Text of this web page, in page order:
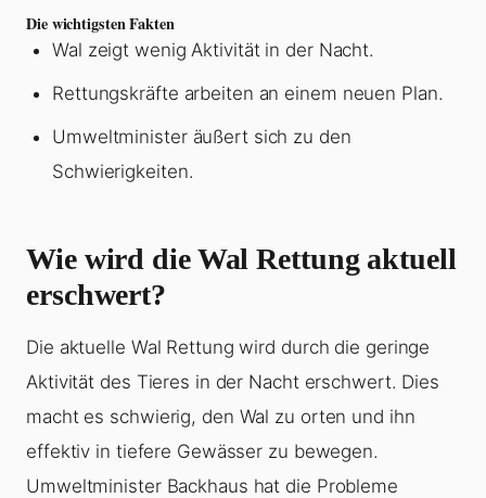
Die wichtigsten Fakten
Wal zeigt wenig Aktivität in der Nacht.
Rettungskräfte arbeiten an einem neuen Plan.
Umweltminister äußert sich zu den
Schwierigkeiten.
Wie wird die Wal Rettung aktuell
erschwert?
Die aktuelle Wal Rettung wird durch die geringe
Aktivität des Tieres in der Nacht erschwert. Dies
macht es schwierig, den Wal zu orten und ihn
effektiv in tiefere Gewässer zu bewegen.
Umweltminister Backhaus hat die Probleme